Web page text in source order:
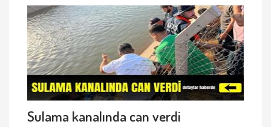
Sulama kanalında can verdi